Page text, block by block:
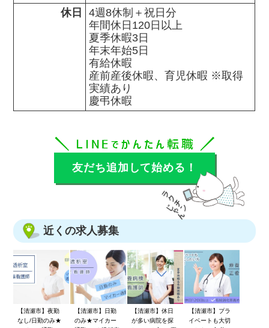
休日
4週8休制＋祝日分
年間休日120日以上
夏季休暇3日
年末年始5日
有給休暇
産前産後休暇、育児休暇 ※取得
実績あり
慶弔休暇
友だち追加して始める！
近くの求人募集
【清瀬市】夜勤
なし/日勤のみ★
【清瀬市】日勤
のみ★マイカー
【清瀬市】休日
が多い病院を探
【清瀬市】プラ
イベートも大切